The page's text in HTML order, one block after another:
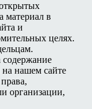
материал в
и
целях.
содержание
нашем сайте
организации,